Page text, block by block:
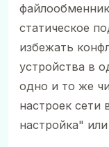
статическое
избежать
устройства в
одно и то же
настроек сети
настройка"